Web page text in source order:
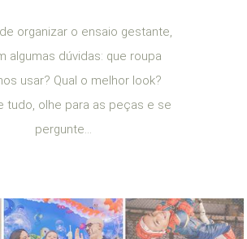
organizar o ensaio gestante,
algumas dúvidas: que roupa
usar? Qual o melhor look?
tudo, olhe para as peças e se
pergunte...